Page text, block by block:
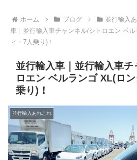
ホーム ブログ 並行輸入
車｜並行輸入車チャンネル/シトロエン ベ
ィ・7人乗り)！
並行輸入車｜並行輸入車チ
ロエン ベルランゴ XL(ロ
乗り)！
並行輸入あれこれ